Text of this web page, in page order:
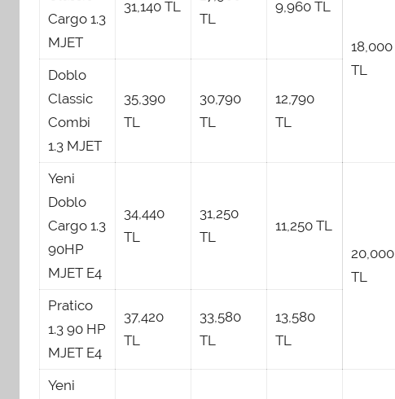
Cargo 1.3
MJET
31,140 TL
TL
9,960 TL
18,000
TL
Doblo
Classic
Combi
1.3 MJET
35,390
TL
30,790
TL
12,790
TL
Yeni
Doblo
Cargo 1.3
90HP
MJET E4
34,440
TL
31,250
TL
11,250 TL
20,000
TL
Pratico
1.3 90 HP
MJET E4
37,420
TL
33,580
TL
13,580
TL
Yeni